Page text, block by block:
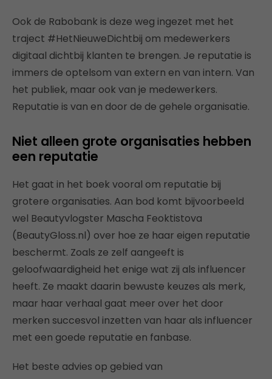
Ook de Rabobank is deze weg ingezet met het
traject #HetNieuweDichtbij om medewerkers
digitaal dichtbij klanten te brengen. Je reputatie is
immers de optelsom van extern en van intern. Van
het publiek, maar ook van je medewerkers.
Reputatie is van en door de de gehele organisatie.
Niet alleen grote organisaties hebben
een reputatie
Het gaat in het boek vooral om reputatie bij
grotere organisaties. Aan bod komt bijvoorbeeld
wel Beautyvlogster Mascha Feoktistova
(BeautyGloss.nl) over hoe ze haar eigen reputatie
beschermt. Zoals ze zelf aangeeft is
geloofwaardigheid het enige wat zij als influencer
heeft. Ze maakt daarin bewuste keuzes als merk,
maar haar verhaal gaat meer over het door
merken succesvol inzetten van haar als influencer
met een goede reputatie en fanbase.
Het beste advies op gebied van